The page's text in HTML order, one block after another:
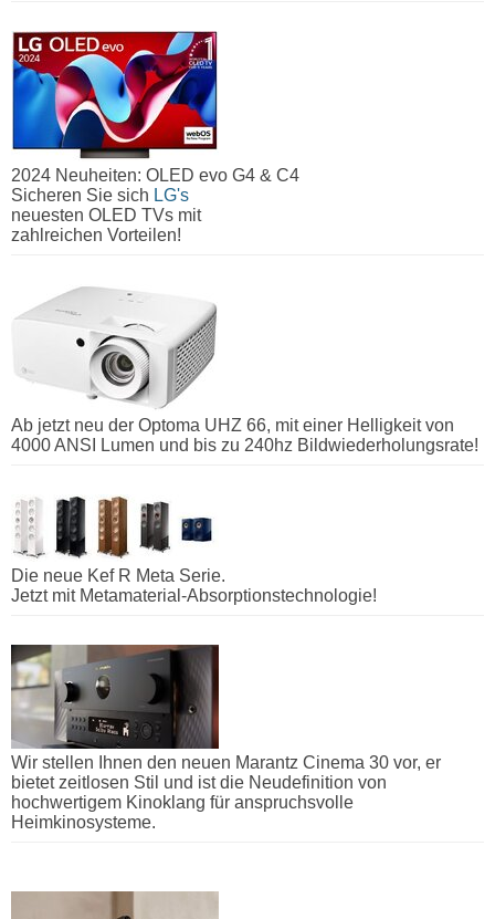
2024 Neuheiten: OLED evo G4 & C4
Sicheren Sie sich LG's
neuesten OLED TVs mit
zahlreichen Vorteilen!
Ab jetzt neu der Optoma UHZ 66, mit einer Helligkeit von
4000 ANSI Lumen und bis zu 240hz Bildwiederholungsrate!
Die neue Kef R Meta Serie.
Jetzt mit Metamaterial-Absorptionstechnologie!
Wir stellen Ihnen den neuen Marantz Cinema 30 vor, er
bietet zeitlosen Stil und ist die Neudefinition von
hochwertigem Kinoklang für anspruchsvolle
Heimkinosysteme.